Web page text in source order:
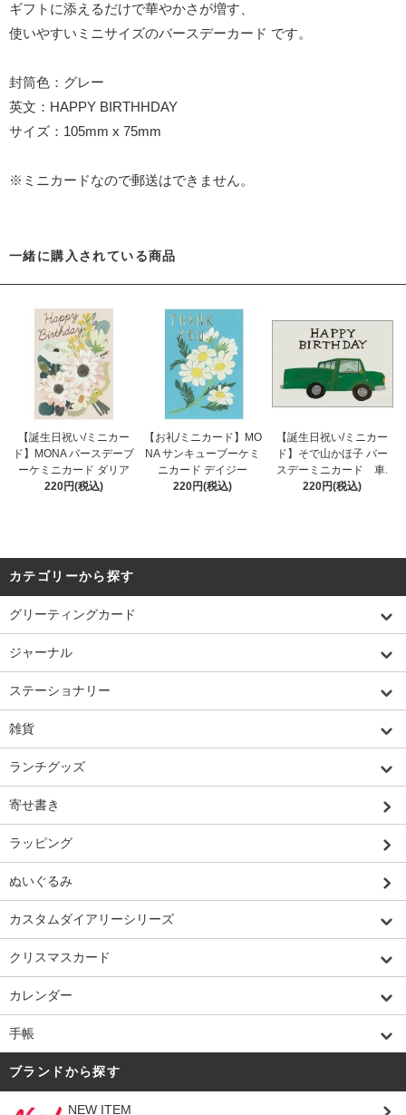
ギフトに添えるだけで華やかさが増す、
使いやすいミニサイズのバースデーカード です。
封筒色：グレー
英文：HAPPY BIRTHHDAY
サイズ：105mm x 75mm
※ミニカードなので郵送はできません。
一緒に購入されている商品
【誕生日祝い/ミニカー
ド】MONA バースデーブ
ーケミニカード ダリア
220円(税込)
【お礼/ミニカード】MO
NA サンキューブーケミ
ニカード デイジー
220円(税込)
【誕生日祝い/ミニカー
ド】そで山かほ子 バー
スデーミニカード 車.
220円(税込)
カテゴリーから探す
グリーティングカード
ジャーナル
ステーショナリー
雑貨
ランチグッズ
寄せ書き
ラッピング
ぬいぐるみ
カスタムダイアリーシリーズ
クリスマスカード
カレンダー
手帳
ブランドから探す
NEW ITEM